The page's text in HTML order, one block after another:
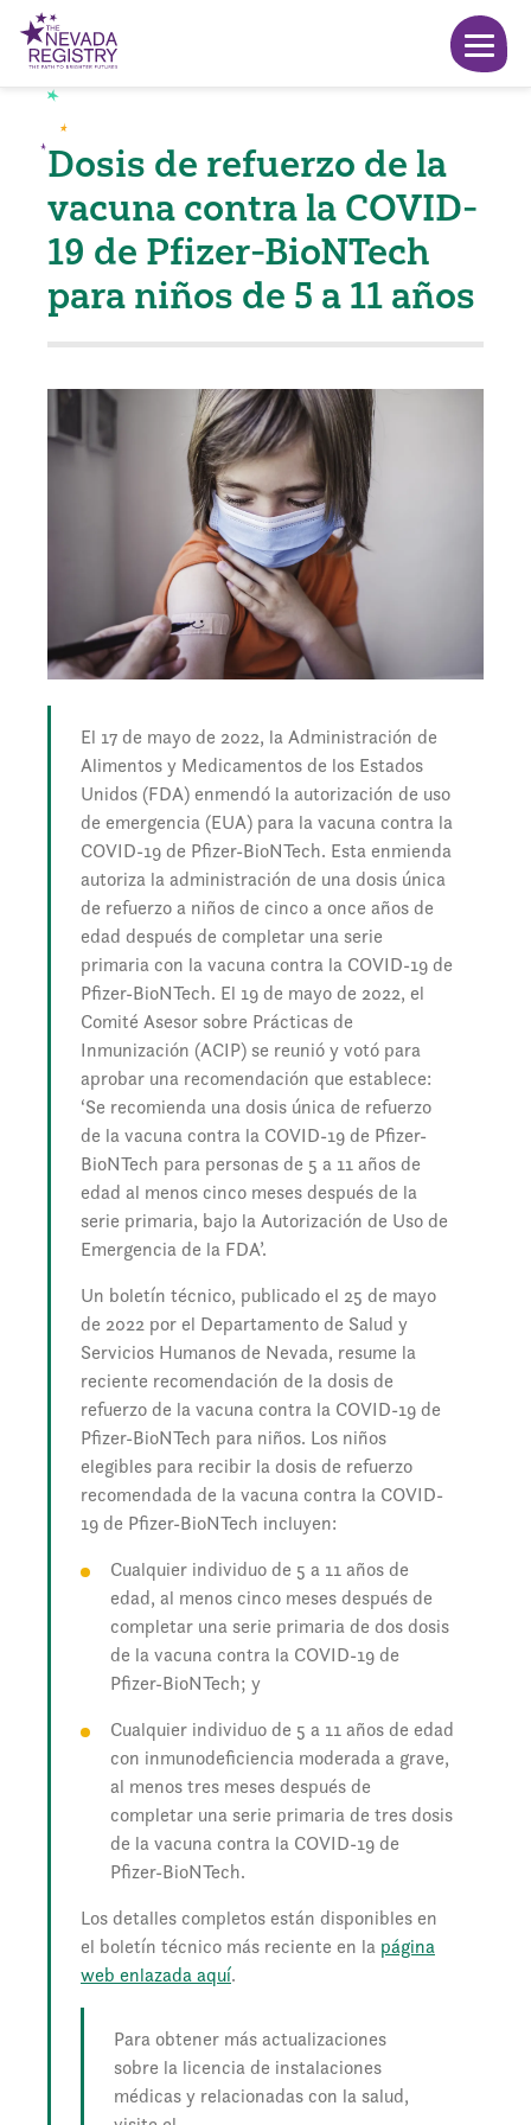
Dosis de refuerzo de la
vacuna contra la COVID-
19 de Pfizer-BioNTech
para niños de 5 a 11 años
El 17 de mayo de 2022, la Administración de
Alimentos y Medicamentos de los Estados
Unidos (FDA) enmendó la autorización de uso
de emergencia (EUA) para la vacuna contra la
COVID-19 de Pfizer-BioNTech. Esta enmienda
autoriza la administración de una dosis única
de refuerzo a niños de cinco a once años de
edad después de completar una serie
primaria con la vacuna contra la COVID-19 de
Pfizer-BioNTech. El 19 de mayo de 2022, el
Comité Asesor sobre Prácticas de
Inmunización (ACIP) se reunió y votó para
aprobar una recomendación que establece:
‘Se recomienda una dosis única de refuerzo
de la vacuna contra la COVID-19 de Pfizer-
BioNTech para personas de 5 a 11 años de
edad al menos cinco meses después de la
serie primaria, bajo la Autorización de Uso de
Emergencia de la FDA’.
Un boletín técnico, publicado el 25 de mayo
de 2022 por el Departamento de Salud y
Servicios Humanos de Nevada, resume la
reciente recomendación de la dosis de
refuerzo de la vacuna contra la COVID-19 de
Pfizer-BioNTech para niños. Los niños
elegibles para recibir la dosis de refuerzo
recomendada de la vacuna contra la COVID-
19 de Pfizer-BioNTech incluyen:
Cualquier individuo de 5 a 11 años de
edad, al menos cinco meses después de
completar una serie primaria de dos dosis
de la vacuna contra la COVID-19 de
Pfizer-BioNTech; y
Cualquier individuo de 5 a 11 años de edad
con inmunodeficiencia moderada a grave,
al menos tres meses después de
completar una serie primaria de tres dosis
de la vacuna contra la COVID-19 de
Pfizer-BioNTech.
Los detalles completos están disponibles en
el boletín técnico más reciente en la página
web enlazada aquí.
Para obtener más actualizaciones
sobre la licencia de instalaciones
médicas y relacionadas con la salud,